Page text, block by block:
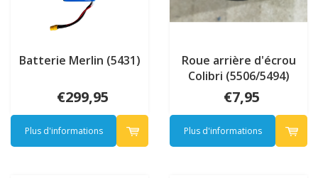
Batterie Merlin (5431)
€299,95
Plus d'informations
Roue arrière d'écrou
Colibri (5506/5494)
€7,95
Plus d'informations